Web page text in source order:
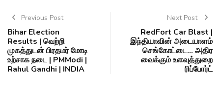
Previous Post
Bihar Election
Results | வெற்றி
முகத்துடன் பிரதமர் மோடி
உற்சாக நடை | PMModi |
Rahul Gandhi | INDIA
Next Post
RedFort Car Blast |
இந்தியாவின் அடையாளம்
செங்கோட்டை... அதிர
வைக்கும் உளவுத்துறை
ரிப்போர்ட்